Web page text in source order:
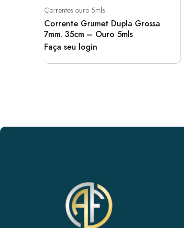
Correntes ouro 5mls
Corrente Grumet Dupla Grossa
7mm. 35cm – Ouro 5mls
Faça seu login